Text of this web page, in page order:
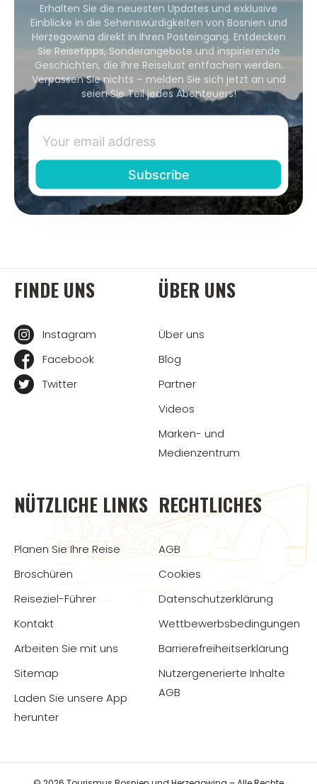
Erhalten Sie die neuesten Updates und exklusive
Einblicke in die Sehenswürdigkeiten von Bosnien und
Herzegowina direkt in Ihren Posteingang. Entdecken
Sie Reisetipps, Sonderangebote und inspirierende
Geschichten, die Ihre Reiselust entfachen werden.
Verpassen Sie nichts – melden Sie sich jetzt an und
seien Sie Teil jedes Abenteuers!
FINDE UNS
Instagram
Facebook
Twitter
ÜBER UNS
Über uns
Blog
Partner
Videos
Marken- und
Medienzentrum
NÜTZLICHE LINKS
Planen Sie Ihre Reise
Broschüren
Reiseziel-Führer
Kontakt
Arbeiten Sie mit uns
Sitemap
Laden Sie unsere App
herunter
RECHTLICHES
AGB
Cookies
Datenschutzerklärung
Wettbewerbsbedingungen
Barrierefreiheitserklärung
Nutzergenerierte Inhalte
AGB